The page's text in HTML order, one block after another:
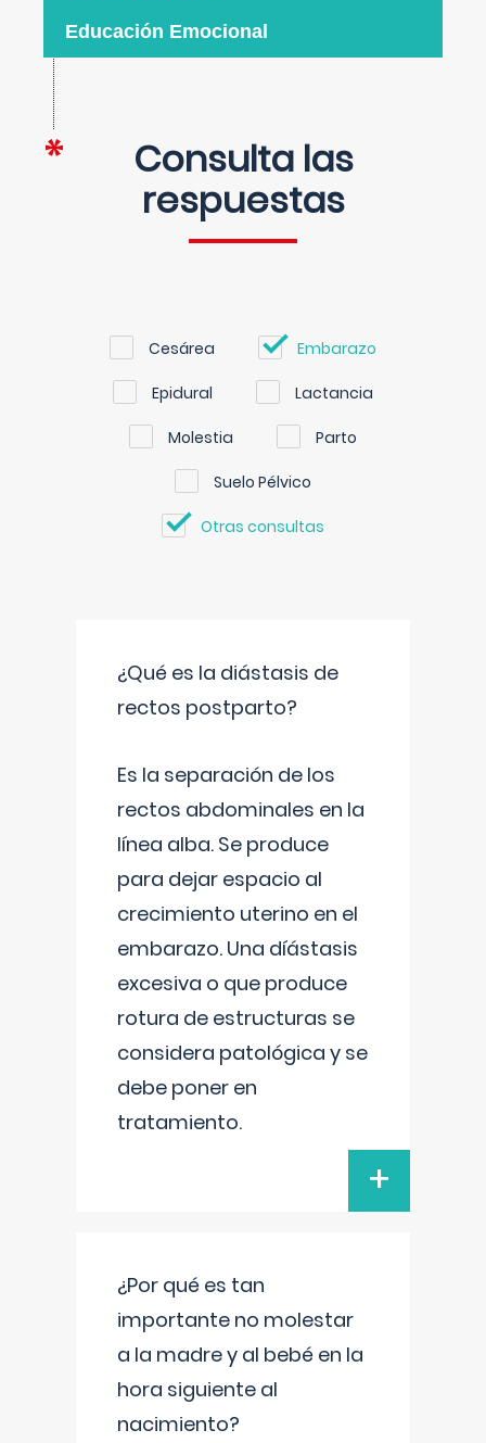
Educación Emocional
Consulta las
respuestas
Cesárea Embarazo
Epidural Lactancia
Molestia Parto
Suelo Pélvico
Otras consultas
¿Qué es la diástasis de
rectos postparto?
Es la separación de los
rectos abdominales en la
línea alba. Se produce
para dejar espacio al
crecimiento uterino en el
embarazo. Una díástasis
excesiva o que produce
rotura de estructuras se
considera patológica y se
debe poner en
tratamiento.
+
¿Por qué es tan
importante no molestar
a la madre y al bebé en la
hora siguiente al
nacimiento?